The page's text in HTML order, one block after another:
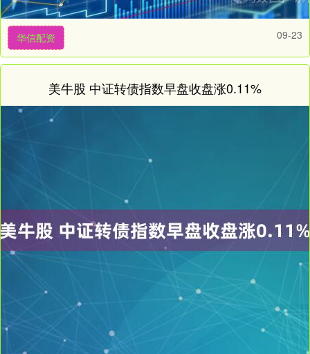
华信配资 09-23
美牛股 中证转债指数早盘收盘涨0.11%